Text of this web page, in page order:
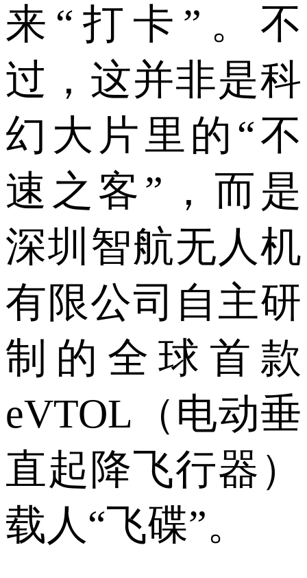
来“打卡”。不
过，这并非是科
幻大片里的“不
速之客”，而是
深圳智航无人机
有限公司自主研
制的全球首款
eVTOL（电动垂
直起降飞行器）
载人“飞碟”。